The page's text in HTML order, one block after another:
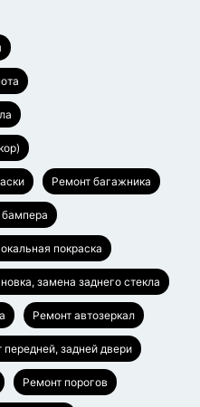
Ремонт багажника
бампера
покраска
замена заднего стекла
Ремонт автозеркал
передней, задней двери
Ремонт порогов